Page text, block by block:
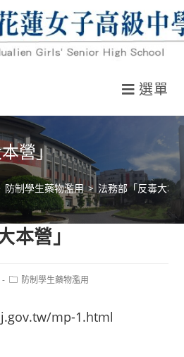
選單
營」
防制學生藥物濫用 > 法務部「反毒大本
本營」
Post防制學生藥物濫用
mp-1.html